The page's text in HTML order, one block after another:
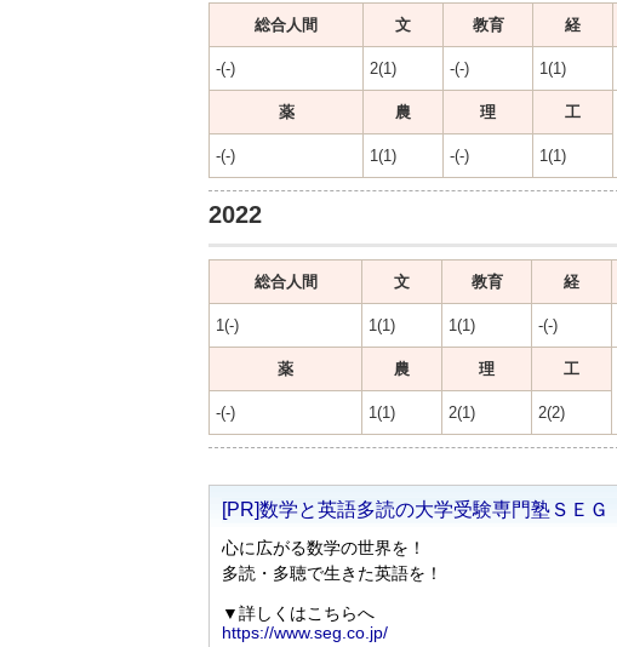
総合人間 文 教育 経
-(-)
2(1) -(-) 1(1)
薬 農 理
工
-(-)
1(1) -(-) 1(1)
2022
総合人間 文 教育 経
1(-)
1(1) 1(1) -(-)
薬 農 理
工
-(-)
1(1) 2(1) 2(2)